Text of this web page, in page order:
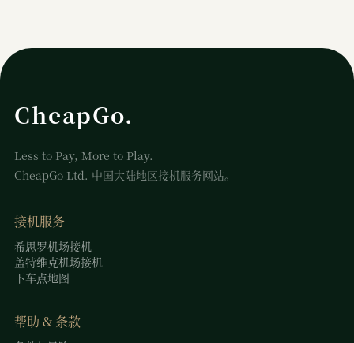
CheapGo.
Less to Pay, More to Play.
CheapGo Ltd. 中国大陆地区接机服务网站。
接机服务
希思罗机场接机
盖特维克机场接机
下车点地图
帮助 & 条款